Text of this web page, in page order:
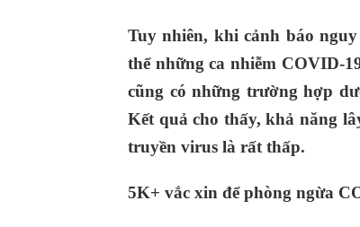
Tuy nhiên, khi cảnh báo
thể những ca nhiễm COVID-
cũng có những trường hợp
Kết quả cho thấy, khả năng
truyền virus là rất thấp.
5K+ vắc xin để phòng ngừa